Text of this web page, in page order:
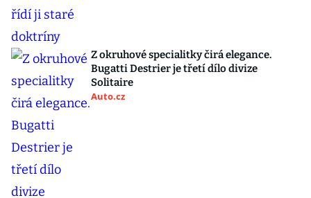
Z okruhové specialitky čirá elegance.
Bugatti Destrier je třetí dílo divize
Solitaire
Auto.cz